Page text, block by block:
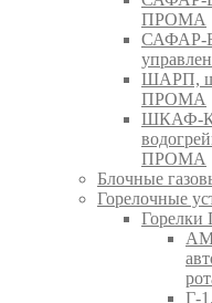
ПРОМА
САФАР-
ШАРП,
ПРОМА
ШКАФ-
ПРОМА
Блочные
Горелочные
Г-